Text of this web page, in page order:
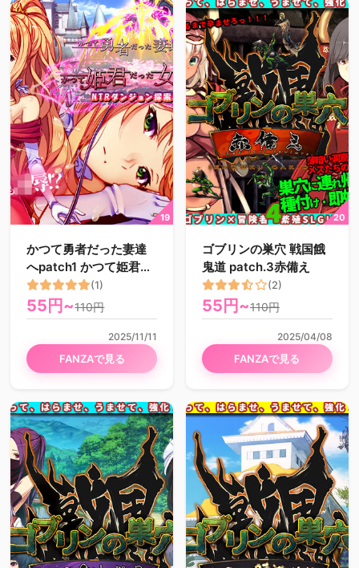
かつて勇者だった妻達
へpatch1 かつて姫君だ
った女王へ (1)
55円~110円
FANZAで見る
2025/11/11
ゴブリンの巣穴 戦国餓
鬼道 patch.3赤備え
(2)
55円~110円
FANZAで見る
2025/04/08